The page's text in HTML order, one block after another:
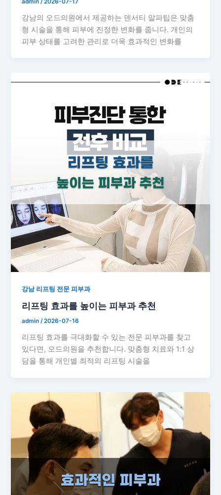
강남의 오드의원에서 제공하는 덴서티 알파팁은 맞춤
형 시술을 통해 피부에 진정한 변화를 줍니다. 개인의
피부 상태를 고려한 관리로 더욱 효과적인 변화를
강남 리프팅 전문 피부과
리프팅 효과를 높이는 피부과 추천
admin/2026-07-16
리프팅 효과를 극대화할 수 있는 전문 피부과를 찾고
있다면, 오드의원을 추천합니다. 맞춤형 치료와 1:1 상
담을 통해 개인별 최적의 리프팅 시술을